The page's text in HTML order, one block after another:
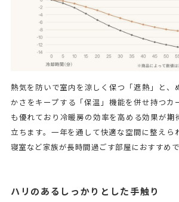
熱気を防いで室内を涼しく保つ「遮熱」と、
かさをキープする「保温」機能を併せ持つカ
も優れており冷暖房の効率を高める効果が期
立ちます。一年を通して快適な空間に整えら
寝室など家族が長時間過ごす部屋におすすめで
ハリのあるしっかりとした手触り